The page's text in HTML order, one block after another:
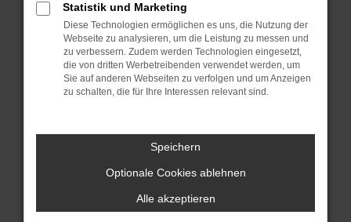
sind.
Veraltete Software birgt nicht nur ein
Sicherheitsrisiko, sondern kann auch dazu
führen, dass bestimmte Funktionen nicht mehr
unterstützt werden.
hast, kontaktiere uns bitte. Wir werden
uns diesen Text schicken, um uns bei der
Fehlersuche zu unterstützen:
Statistik und Marketing
Diese Technologien ermöglichen es uns, die Nutzung der
Webseite zu analysieren, um die Leistung zu messen und
zu verbessern. Zudem werden Technologien eingesetzt,
die von dritten Werbetreibenden verwendet werden, um
Sie auf anderen Webseiten zu verfolgen und um Anzeigen
zu schalten, die für Ihre Interessen relevant sind.
Speichern
Optionale Cookies ablehnen
Alle akzeptieren